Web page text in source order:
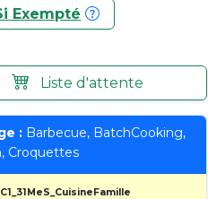
Exempté
Liste d'attente
: Barbecue, BatchCooking,
Croquettes